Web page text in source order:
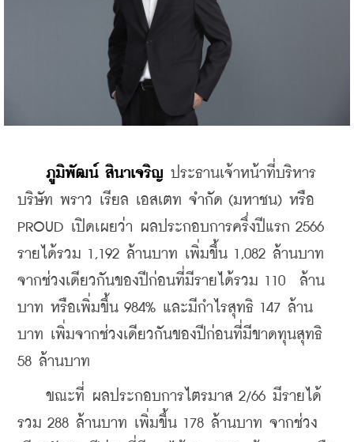
ภูมิพัฒน์ สินาเจริญ ประธานเจ้าหน้าที่บริหาร
บริษัท พราว เรียล เอสเตท จำกัด (มหาชน) หรือ
PROUD เปิดเผยว่า ผลประกอบการครึ่งปีแรก 2566
รายได้รวม 1,192 ล้านบาท เพิ่มขึ้น 1,082 ล้านบาท
จากช่วงเดียวกันของปีก่อนที่มีรายได้รวม 110  ล้าน
บาท หรือเพิ่มขึ้น 984% และมีกำไรสุทธิ 147 ล้าน
บาท เพิ่มจากช่วงเดียวกันของปีก่อนที่มีขาดทุนสุทธิ
58 ล้านบาท
ขณะที่ ผลประกอบการไตรมาส 2/66 มีรายได้
รวม 288 ล้านบาท เพิ่มขึ้น 178 ล้านบาท จากช่วง